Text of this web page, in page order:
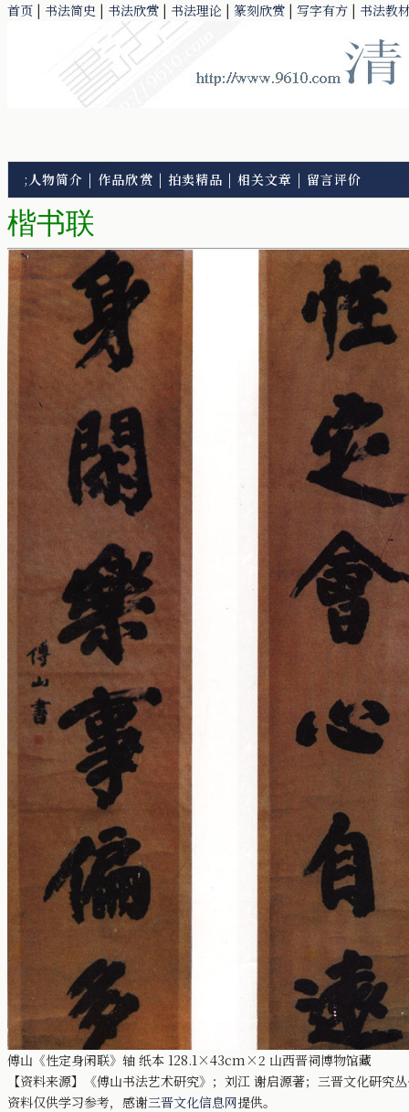
首页 | 书法简史 | 书法欣赏 | 书法理论 | 篆刻欣赏 | 写字有方 | 书法教
; 人物简介 | 作品欣赏 | 拍卖精品 | 相关文章 | 留言评价
楷书联
傅山《性定身闲联》轴 纸本 128.1×43cm×2 山西晋祠博物馆藏
【资料来源】《傅山书法艺术研究》；刘江 谢启源著；三晋文化研究
资料仅供学习参考，感谢三晋文化信息网提供。